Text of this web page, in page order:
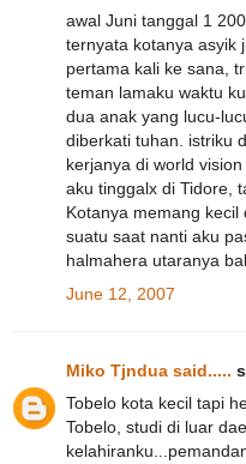
awal Juni tanggal 1
ternyata kotanya asyik
pertama kali ke sana,
teman lamaku waktu
dua anak yang lucu-
diberkati tuhan. istriku
kerjanya di world
aku tinggalx di Tidore,
Kotanya memang
suatu saat nanti aku
halmahera utaranya
June 12, 2007
Miko Tjndua said.....
Tobelo kota kecil tapi
Tobelo, studi di luar